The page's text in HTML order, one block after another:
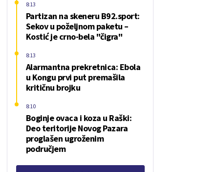
Partizan na skeneru B92.sport:
Sekov u poželjnom paketu –
Kostić je crno-bela "čigra"
8:13
Alarmantna prekretnica: Ebola
u Kongu prvi put premašila
kritičnu brojku
8:13
Boginje ovaca i koza u Raški:
Deo teritorije Novog Pazara
proglašen ugroženim
područjem
8:10